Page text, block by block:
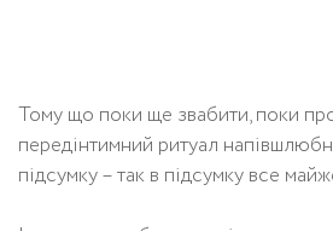
Тому що поки ще звабити, поки
передінтимний ритуал
підсумку – так в підсумку все